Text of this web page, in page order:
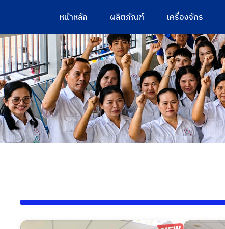
หน้าหลัก ผลิตภัณฑ์ เครื่องจักร